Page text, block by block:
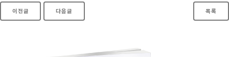
이전글 다음글 목록